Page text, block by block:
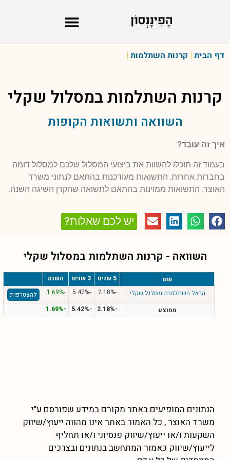
דף הבית | קרנות השתלמות |
קרנות השתלמות במסלול שקלי
השוואה ותשואות הקופות
איך זה עובד?
בעמוד זה תוכלו להשוות את ביצועי המסלול שלכם למסלול דומה
בחברות אחרות. התשואות מעודכנות בהתאם לנתוני משרד
האוצר. התשואות ממוינות בהתאם לתשואה שהקרן השיגה השנה.
יש לכם שאלות?
השוואה - קרנות השתלמות במסלול שקלי
שם 5 שנים 3 שנים
השנה
הראל השתלמות מסלול שקלי
-2.18%
-5.42%
-1.69%
להצטרפות
ממוצע
-2.18%
-5.42%
-1.69%
הנתונים המופיעים באתר מקורם במידע שפורסם ע"י
משרד האוצר , כל האמור באתר אינו מהווה ייעוץ/שיווק
השקעות ו/או ייעוץ/שיווק פנסיוני ו/או תחליף
לייעוץ/שיווק כאמור המתחשב בנתונים ובצרכים